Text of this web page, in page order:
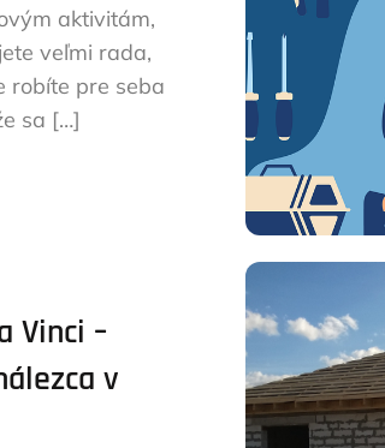
aktivitám,
veľmi rada,
robíte pre seba
sa […]
Vinci –
v